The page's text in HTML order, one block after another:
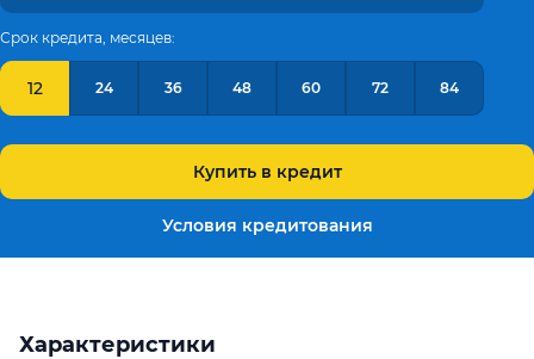
Срок кредита, месяцев:
12 24 36 48 60 72 84
Купить в кредит
Условия кредитования
Характеристики